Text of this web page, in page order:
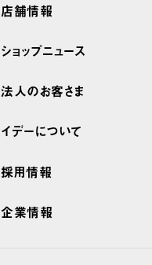
店舗情報
ショップニュース
法人のお客さま
イデーについて
採用情報
企業情報